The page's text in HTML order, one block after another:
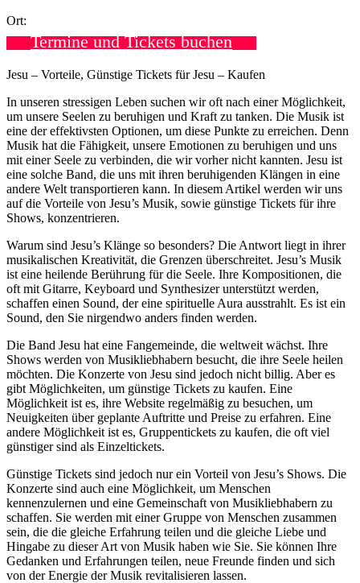
Ort:
Termine und Tickets buchen
Jesu – Vorteile, Günstige Tickets für Jesu – Kaufen
In unseren stressigen Leben suchen wir oft nach einer Möglichkeit,
um unsere Seelen zu beruhigen und Kraft zu tanken. Die Musik ist
eine der effektivsten Optionen, um diese Punkte zu erreichen. Denn
Musik hat die Fähigkeit, unsere Emotionen zu beruhigen und uns
mit einer Seele zu verbinden, die wir vorher nicht kannten. Jesu ist
eine solche Band, die uns mit ihren beruhigenden Klängen in eine
andere Welt transportieren kann. In diesem Artikel werden wir uns
auf die Vorteile von Jesu’s Musik, sowie günstige Tickets für ihre
Shows, konzentrieren.
Warum sind Jesu’s Klänge so besonders? Die Antwort liegt in ihrer
musikalischen Kreativität, die Grenzen überschreitet. Jesu’s Musik
ist eine heilende Berührung für die Seele. Ihre Kompositionen, die
oft mit Gitarre, Keyboard und Synthesizer unterstützt werden,
schaffen einen Sound, der eine spirituelle Aura ausstrahlt. Es ist ein
Sound, den Sie nirgendwo anders finden werden.
Die Band Jesu hat eine Fangemeinde, die weltweit wächst. Ihre
Shows werden von Musikliebhabern besucht, die ihre Seele heilen
möchten. Die Konzerte von Jesu sind jedoch nicht billig. Aber es
gibt Möglichkeiten, um günstige Tickets zu kaufen. Eine
Möglichkeit ist es, ihre Website regelmäßig zu besuchen, um
Neuigkeiten über geplante Auftritte und Preise zu erfahren. Eine
andere Möglichkeit ist es, Gruppentickets zu kaufen, die oft viel
günstiger sind als Einzeltickets.
Günstige Tickets sind jedoch nur ein Vorteil von Jesu’s Shows. Die
Konzerte sind auch eine Möglichkeit, um Menschen
kennenzulernen und eine Gemeinschaft von Musikliebhabern zu
schaffen. Sie werden mit einer Gruppe von Menschen zusammen
sein, die die gleiche Erfahrung teilen und die gleiche Liebe und
Hingabe zu dieser Art von Musik haben wie Sie. Sie können Ihre
Gedanken und Erfahrungen teilen, neue Freunde finden und sich
von der Energie der Musik revitalisieren lassen.